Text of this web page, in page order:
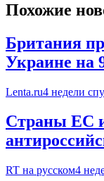
Похожие
Британия
Украине на
Lenta.ru4 недели
Страны ЕС
RT на русском4